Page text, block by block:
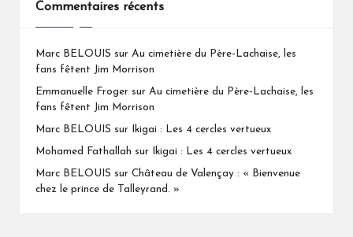
Commentaires récents
Marc BELOUIS sur Au cimetière du Père-Lachaise, les
fans fêtent Jim Morrison
Emmanuelle Froger sur Au cimetière du Père-Lachaise, les
fans fêtent Jim Morrison
Marc BELOUIS sur Ikigai : Les 4 cercles vertueux
Mohamed Fathallah sur Ikigai : Les 4 cercles vertueux
Marc BELOUIS sur Château de Valençay : « Bienvenue
chez le prince de Talleyrand. »